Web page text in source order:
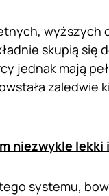
skupią się
jednak mają
zaledwie
niezwykle
systemu,